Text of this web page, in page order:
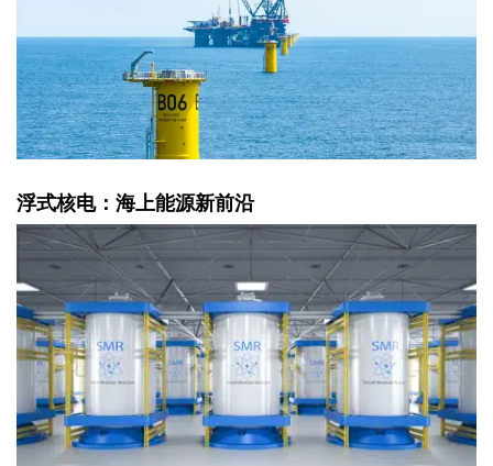
浮式核电：海上能源新前沿